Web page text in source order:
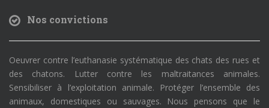
Nos convictions
Oeuvrer contre l’euthanasie systématique des chats des rues et
des chatons. Lutter contre les maltraitances animales.
Sensibiliser à l’exploitation animale. Protéger l’ensemble des
animaux, domestiques ou sauvages. Nous pensons que le